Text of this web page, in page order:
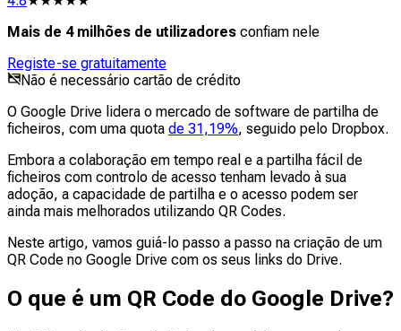
Mais de 4 milhões de utilizadores confiam nele
Registe-se gratuitamente
Não é necessário cartão de crédito
O Google Drive lidera o mercado de software de partilha de
ficheiros, com uma quota de 31,19%, seguido pelo Dropbox.
Embora a colaboração em tempo real e a partilha fácil de
ficheiros com controlo de acesso tenham levado à sua
adoção, a capacidade de partilha e o acesso podem ser
ainda mais melhorados utilizando QR Codes.
Neste artigo, vamos guiá-lo passo a passo na criação de um
QR Code no Google Drive com os seus links do Drive.
O que é um QR Code do Google Drive?